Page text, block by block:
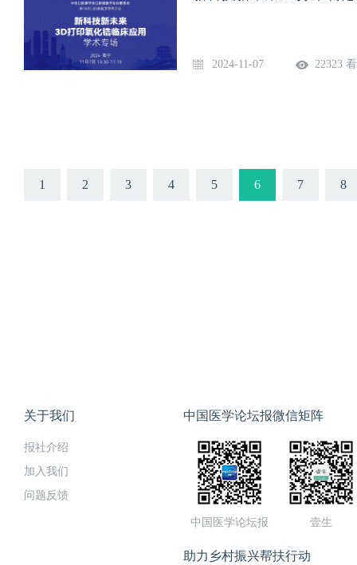
2024-11-07 22323
1 2 3 4 5 6 7 8
关于我们
报社介绍
加入我们
问题反馈
中国医学论坛报微信矩阵
中国医学论坛报 壹生
助力乡村振兴帮扶行动